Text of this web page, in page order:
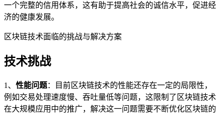
一个完整的信用体系，这有助于提高社会的诚信水平，促进经
济的健康发展。
区块链技术面临的挑战与解决方案
技术挑战
1、 性能问题：目前区块链技术的性能还存在一定的局限性，
例如交易处理速度慢、吞吐量低等问题，这限制了区块链技术
在大规模应用中的推广，解决这一问题需要不断优化区块链的